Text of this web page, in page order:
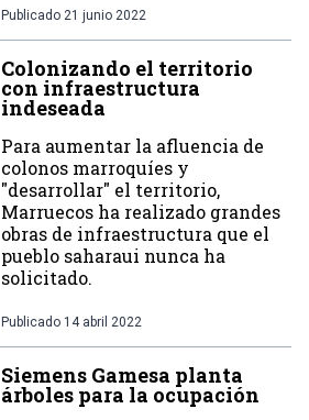
Publicado 21 junio 2022
Colonizando el territorio
con infraestructura
indeseada
Para aumentar la afluencia de
colonos marroquíes y
"desarrollar" el territorio,
Marruecos ha realizado grandes
obras de infraestructura que el
pueblo saharaui nunca ha
solicitado.
Publicado 14 abril 2022
Siemens Gamesa planta
árboles para la ocupación